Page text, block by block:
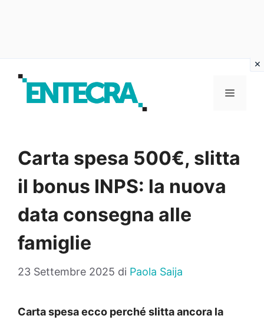
contenuto
MENU
Carta spesa 500€, slitta
il bonus INPS: la nuova
data consegna alle
famiglie
23 Settembre 2025 di Paola Saija
Carta spesa ecco perché slitta ancora la